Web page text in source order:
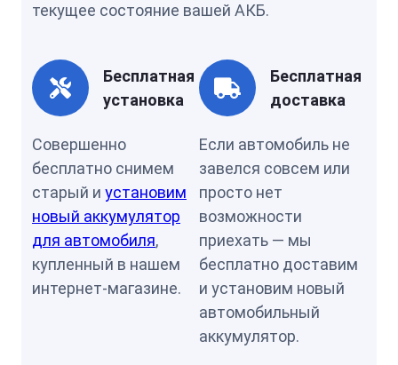
текущее состояние вашей АКБ.
Бесплатная
установка
Совершенно
бесплатно снимем
старый и установим
новый аккумулятор
для автомобиля,
купленный в нашем
интернет-магазине.
Бесплатная
доставка
Если автомобиль не
завелся совсем или
просто нет
возможности
приехать — мы
бесплатно доставим
и установим новый
автомобильный
аккумулятор.